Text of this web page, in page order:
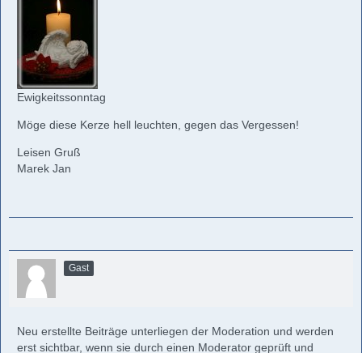
Ewigkeitssonntag
Möge diese Kerze hell leuchten, gegen das Vergessen!
Leisen Gruß
Marek Jan
Gast
Neu erstellte Beiträge unterliegen der Moderation und werden
erst sichtbar, wenn sie durch einen Moderator geprüft und